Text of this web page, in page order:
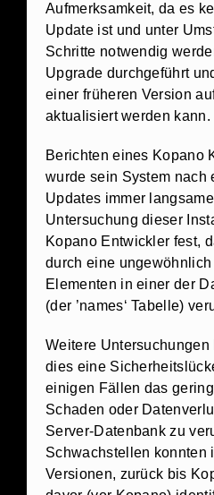
Aufmerksamkeit, da es
Update ist und unter
Schritte notwendig
Upgrade durchgeführt
einer früheren Version
aktualisiert werden kann.
Berichten eines Kopano
wurde sein System nach
Updates immer
Untersuchung dieser
Kopano Entwickler fest,
durch eine
Elementen in einer der
(der ’names‘ Tabelle)
Weitere
dies eine
einigen Fällen das
Schaden oder
Server-Datenbank zu
Schwachstellen konnten
Versionen, zurück bis